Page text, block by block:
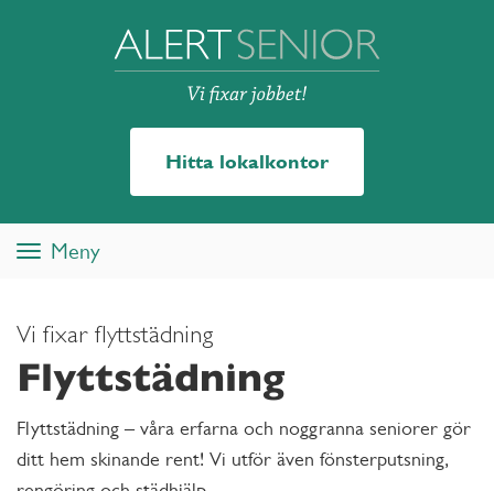
Hitta lokalkontor
ToggleMeny
Vi fixar flyttstädning
Flyttstädning
Flyttstädning – våra erfarna och noggranna seniorer gör
ditt hem skinande rent! Vi utför även fönsterputsning,